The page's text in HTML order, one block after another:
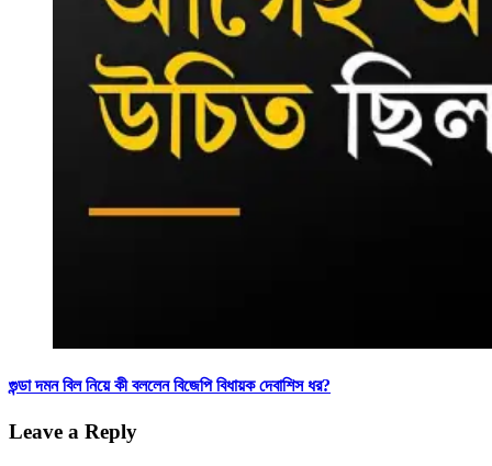
গুন্ডা দমন বিল নিয়ে কী বললেন বিজেপি বিধায়ক দেবাশিস ধর?
Leave a Reply